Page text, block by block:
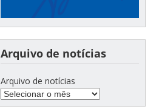
Arquivo de notícias
Arquivo de notícias